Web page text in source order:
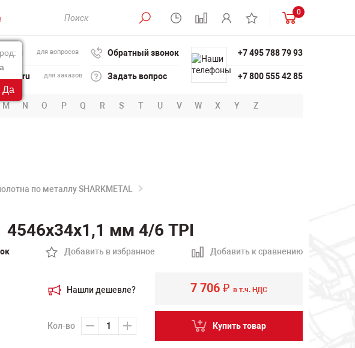
Да
0
для вопросов
для заказов
Обратный звонок
Задать вопрос
+7 495 788 79 93
+7 800 555 42 85
M N O P Q R S T U V W X Y Z
по металлу SHARKMETAL
4546х34х1,1 мм 4/6 TPI
Добавить в избранное Добавить к сравнению
Нашли дешевле?
Кол-во
7 706 ₽ в т.ч. НДС
Купить товар